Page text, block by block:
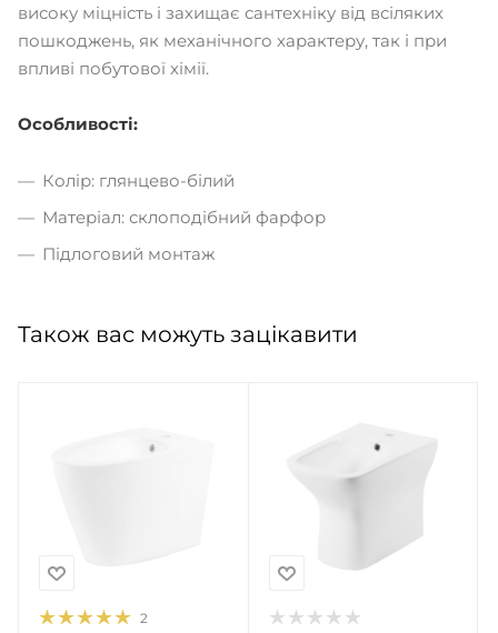
високу міцність і захищає сантехніку від всіляких
пошкоджень, як механічного характеру, так і при
впливі побутової хімії.
Особливості:
Колір: глянцево-білий
Матеріал: склоподібний фарфор
Підлоговий монтаж
Також вас можуть зацікавити
2